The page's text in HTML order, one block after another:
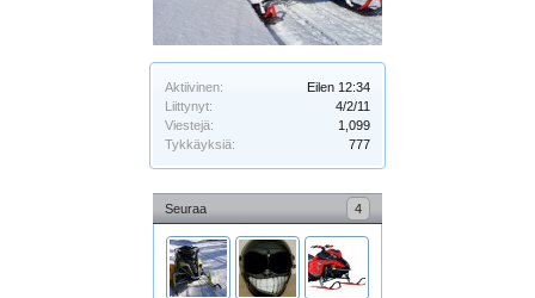
Aktiivinen:
Eilen 12:34
Liittynyt:
4/2/11
Viestejä:
1,099
Tykkäyksiä:
777
Seuraa 4